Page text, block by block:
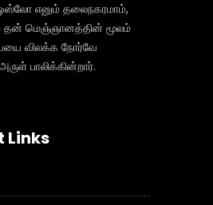
எனும் தலைநகரமாம்,
தன் மெஞ்ஞானத்தின் மூலம்
விலக்க நோர்வே
பாலிக்கின்றார்.
Links